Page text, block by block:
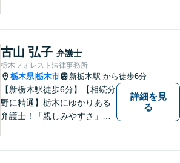
古山 弘子 弁護士
栃木フォレスト法律事務所
栃木県|栃木市 新栃木駅 から徒歩6分
【新栃木駅徒歩6分】【相続分
野に精通】栃木にゆかりある
弁護士！「親しみやすさ」
詳細を見
る